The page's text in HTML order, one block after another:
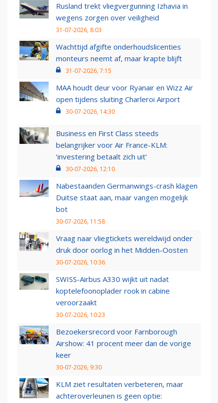
Rusland trekt vliegvergunning Izhavia in
wegens zorgen over veiligheid
31-07-2026, 8:03
Wachttijd afgifte onderhoudslicenties
monteurs neemt af, maar krapte blijft
31-07-2026, 7:15
MAA houdt deur voor Ryanair en Wizz Air
open tijdens sluiting Charleroi Airport
30-07-2026, 14:30
Business en First Class steeds
belangrijker voor Air France-KLM:
‘investering betaalt zich uit’
30-07-2026, 12:10
Nabestaanden Germanwings-crash klagen
Duitse staat aan, maar vangen mogelijk
bot
30-07-2026, 11:58
Vraag naar vliegtickets wereldwijd onder
druk door oorlog in het Midden-Oosten
30-07-2026, 10:36
SWISS-Airbus A330 wijkt uit nadat
koptelefoonoplader rook in cabine
veroorzaakt
30-07-2026, 10:23
Bezoekersrecord voor Farnborough
Airshow: 41 procent meer dan de vorige
keer
30-07-2026, 9:30
KLM ziet resultaten verbeteren, maar
achteroverleunen is geen optie: